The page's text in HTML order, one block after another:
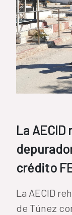
La
crédito
La AECID
de Túnez